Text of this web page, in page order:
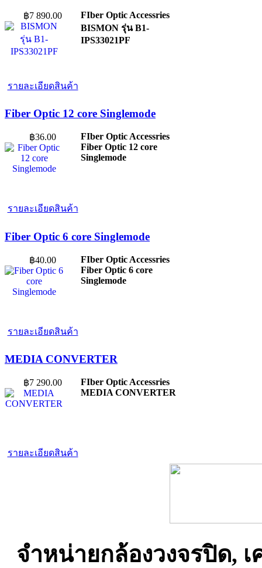
฿7 890.00
รายละเอียดสินค้า
FIber Optic Accessries
BISMON รุ่น B1-
IPS33021PF
Fiber Optic 12 core Singlemode
฿36.00
รายละเอียดสินค้า
FIber Optic Accessries
Fiber Optic 12 core
Singlemode
Fiber Optic 6 core Singlemode
฿40.00
รายละเอียดสินค้า
FIber Optic Accessries
Fiber Optic 6 core
Singlemode
MEDIA CONVERTER
฿7 290.00
รายละเอียดสินค้า
FIber Optic Accessries
MEDIA CONVERTER
จำหน่ายกล้องวงจรปิด,